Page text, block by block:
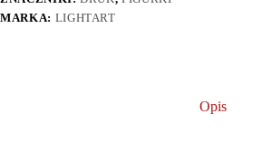
MARKA: LIGHTART
Opis